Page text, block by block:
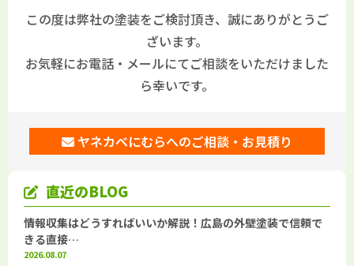
この度は弊社の塗装をご検討頂き、誠にありがとうご
ざいます。
お気軽にお電話・メールにてご相談をいただけました
ら幸いです。
ヤネカベにむらへのご相談・お見積り
直近のBLOG
情報収集はどうすればいいか解説！広島の外壁塗装で信頼で
きる直接…
2026.08.07